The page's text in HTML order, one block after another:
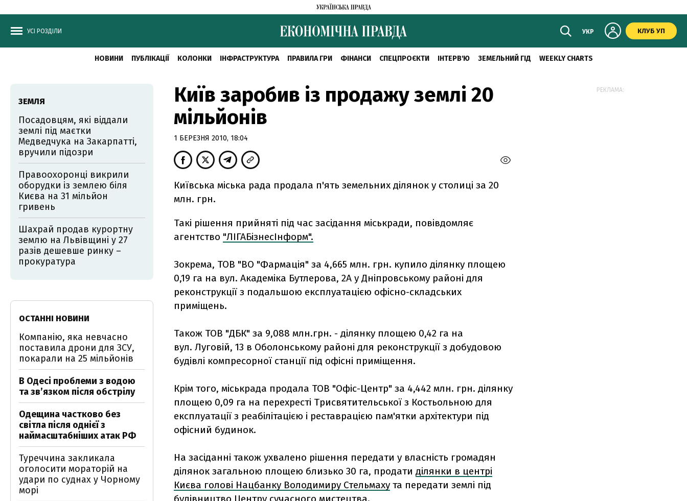
УСІ РОЗДІЛИ УКР КЛУБ УП
НОВИНИ ПУБЛІКАЦІЇ КОЛОНКИ ІНФРАСТРУКТУРА ПРАВИЛА ГРИ ФІНАНСИ СПЕЦПРОЄКТИ ІНТЕРВ'Ю ЗЕМЕЛЬНИЙ ГІД WEEKLY CHARTS
Київ заробив із продажу землі 20
мільйонів
1 БЕРЕЗНЯ 2010, 18:04
Київська міська рада продала п'ять земельних ділянок у столиці за 20
млн. грн.
Такі рішення прийняті під час засідання міськради, повівдомляє
агентство "ЛІГАБізнесІнформ".
Зокрема, ТОВ "ВО "Фармація" за 4,665 млн. грн. купило ділянку площею
0,19 га на вул. Академіка Бутлерова, 2А у Дніпровському районі для
реконструкції з подальшою експлуатацією офісно-складських
приміщень.
Також ТОВ "ДБК" за 9,088 млн.грн. - ділянку площею 0,42 га на
вул. Луговій, 13 в Оболонському районі для реконструкції з добудовою
будівлі компресорної станції під офісні приміщення.
Крім того, міськрада продала ТОВ "Офіс-Центр" за 4,442 млн. грн. ділянку
площею 0,09 га на перехресті Трисвятительської з Костьольною для
експлуатації з реабілітацією і реставрацією пам'ятки архітектури під
офісний будинок.
На засіданні також ухвалено рішення передати у власність громадян
ділянок загальною площею близько 30 га, продати ділянки в центрі
Києва голові Нацбанку Володимиру Стельмаху та передати землі під
ЗЕМЛЯ
Посадовцям, які віддали
землі під маєтки
Медведчука на Закарпатті,
вручили підозри
Правоохоронці викрили
оборудки із землею біля
Києва на 31 мільйон
гривень
Шахрай продав курортну
землю на Львівщині у 27
разів дешевше ринку –
прокуратура
ОСТАННІ НОВИНИ
Компанію, яка невчасно
поставила дрони для ЗСУ,
покарали на 25 мільйонів
В Одесі проблеми з водою
та звʼязком після обстрілу
Одещина частково без
світла після однієї з
наймасштабніших атак РФ
Туреччина закликала
оголосити мораторій на
удари по суднах у Чорному
морі
РЕКЛАМА: